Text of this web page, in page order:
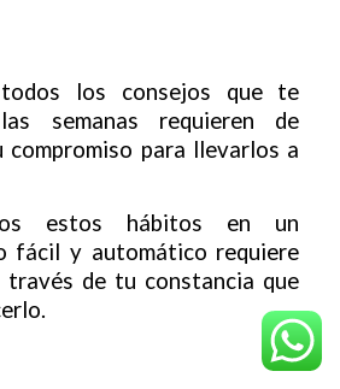
todos los consejos que te
semanas requieren de
para llevarlos a
estos hábitos en un
fácil y automático requiere
través de tu constancia que